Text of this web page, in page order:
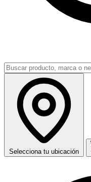
Selecciona tu ubicación